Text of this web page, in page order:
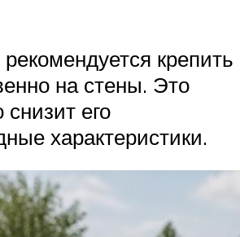
крепить
на стены. Это
снизит его
характеристики.